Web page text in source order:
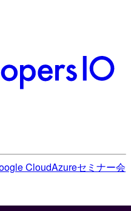
CloudAzureセミナー会